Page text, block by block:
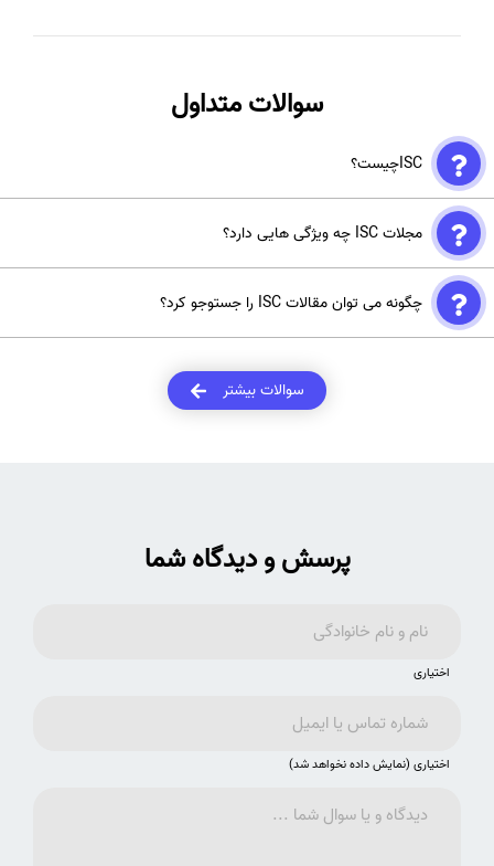
سوالات متداول
ISCچیست؟
است که به نمایه‌سازی و رتبه‌بندی مقالات و مجلات علمی کشورهای اسلامی
می‌پردازد.
مجلات ISC چه ویژگی هایی دارد؟
علمی کشورهایی که در این پایگاه مشارکت دارند، مورد بررسی و رتبه‌بندی
قرار می‌گیرند.
چگونه می توان مقالات ISC را جستوجو کرد؟
فیلترهایی مانند نام نویسنده، عنوان مقاله، یا تاریخ انتشار استفاده کنید.
سوالات بیشتر
پرسش و دیدگاه شما
اختیاری
اختیاری (نمایش داده نخواهد شد)